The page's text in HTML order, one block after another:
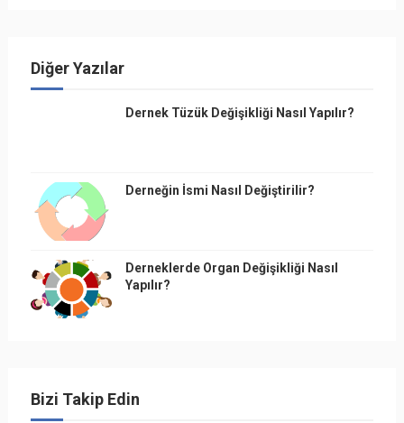
Diğer Yazılar
Dernek Tüzük Değişikliği Nasıl Yapılır?
Derneğin İsmi Nasıl Değiştirilir?
Derneklerde Organ Değişikliği Nasıl
Yapılır?
Bizi Takip Edin